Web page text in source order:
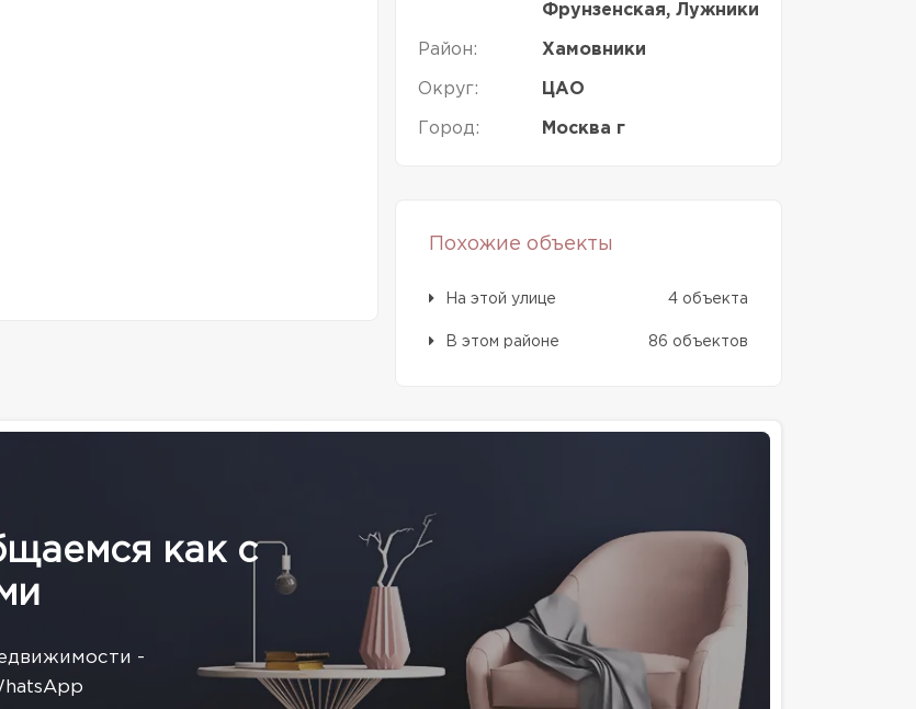
Фрунзенская, Лужники
Район: Хамовники
Округ: ЦАО
Город: Москва г
Похожие объекты
На этой улице 4 объекта
В этом районе 86 объектов
как с
-